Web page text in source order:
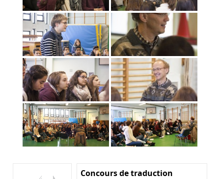
Concours de traduction